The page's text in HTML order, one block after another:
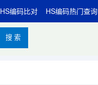
HS编码比对 HS编码热门查询
搜 索